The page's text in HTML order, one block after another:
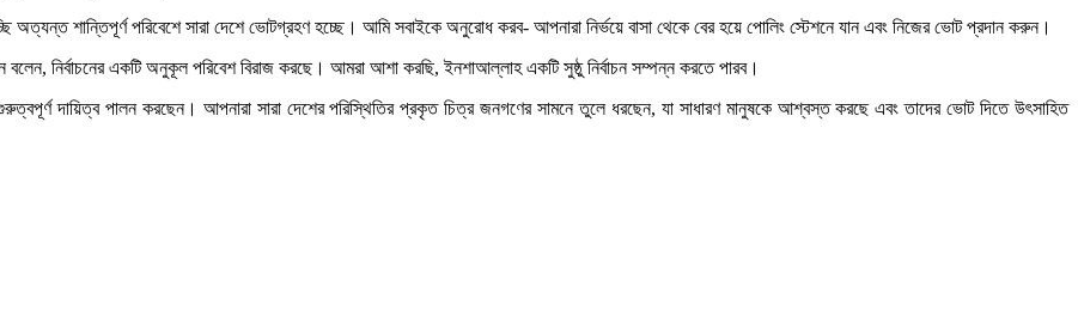
শান্তিপূর্ণ পরিবেশে সারা দেশে ভোটগ্রহণ হচ্ছে। আমি সবাইকে অনুরোধ করব- আপনারা নির্ভয়ে বাসা থেকে বের হয়ে পোলিং স্টেশনে যান এবং নিজের ভোট প্রদান করুন।
বলেন, নির্বাচনের একটি অনুকূল পরিবেশ বিরাজ করছে। আমরা আশা করছি, ইনশাআল্লাহ একটি সুষ্ঠু নির্বাচন সম্পন্ন করতে পারব।
দায়িত্ব পালন করছেন। আপনারা সারা দেশের পরিস্থিতির প্রকৃত চিত্র জনগণের সামনে তুলে ধরছেন, যা সাধারণ মানুষকে আশ্বস্ত করছে এবং তাদের ভোট দিতে উৎসাহিত